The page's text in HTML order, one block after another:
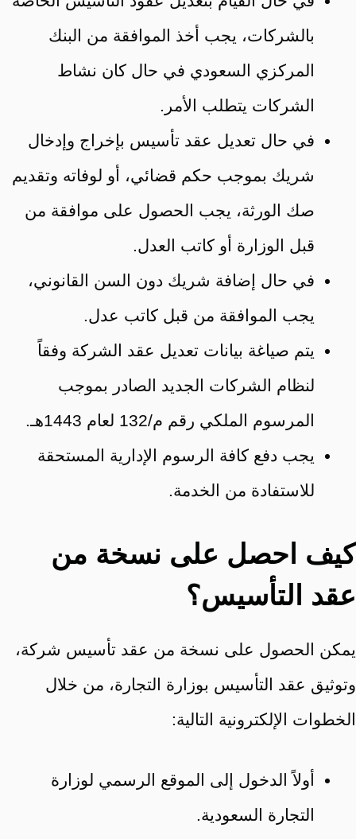
بالشركات، يجب أخذ الموافقة من البنك
المركزي السعودي في حال كان نشاط
الشركات يتطلب الأمر.
في حال تعديل عقد تأسيس بإخراج وإدخال
شريك بموجب حكم قضائي، أو لوفاته وتقديم
صك الورثة، يجب الحصول على موافقة من
قبل الوزارة أو كاتب العدل.
في حال إضافة شريك دون السن القانوني،
يجب الموافقة من قبل كاتب عدل.
يتم صياغة بيانات تعديل عقد الشركة وفقاً
لنظام الشركات الجديد الصادر بموجب
المرسوم الملكي رقم م/132 لعام 1443هـ.
يجب دفع كافة الرسوم الإدارية المستحقة
للاستفادة من الخدمة.
كيف احصل على نسخة من
عقد التأسيس؟
يمكن الحصول على نسخة من عقد تأسيس شركة،
وتوثيق عقد التأسيس بوزارة التجارة، من خلال
الخطوات الإلكترونية التالية:
أولاً الدخول إلى الموقع الرسمي لوزارة
التجارة السعودية.